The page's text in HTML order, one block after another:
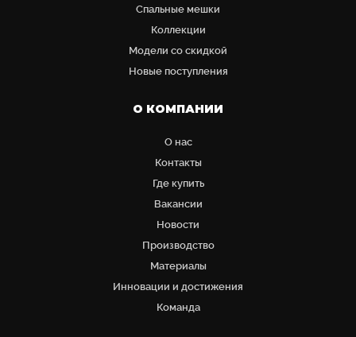
Cпальные мешки
Коллекции
Модели со скидкой
Новые поступления
О КОМПАНИИ
О нас
Контакты
Где купить
Вакансии
Новости
Производство
Материалы
Инновации и достижения
Команда